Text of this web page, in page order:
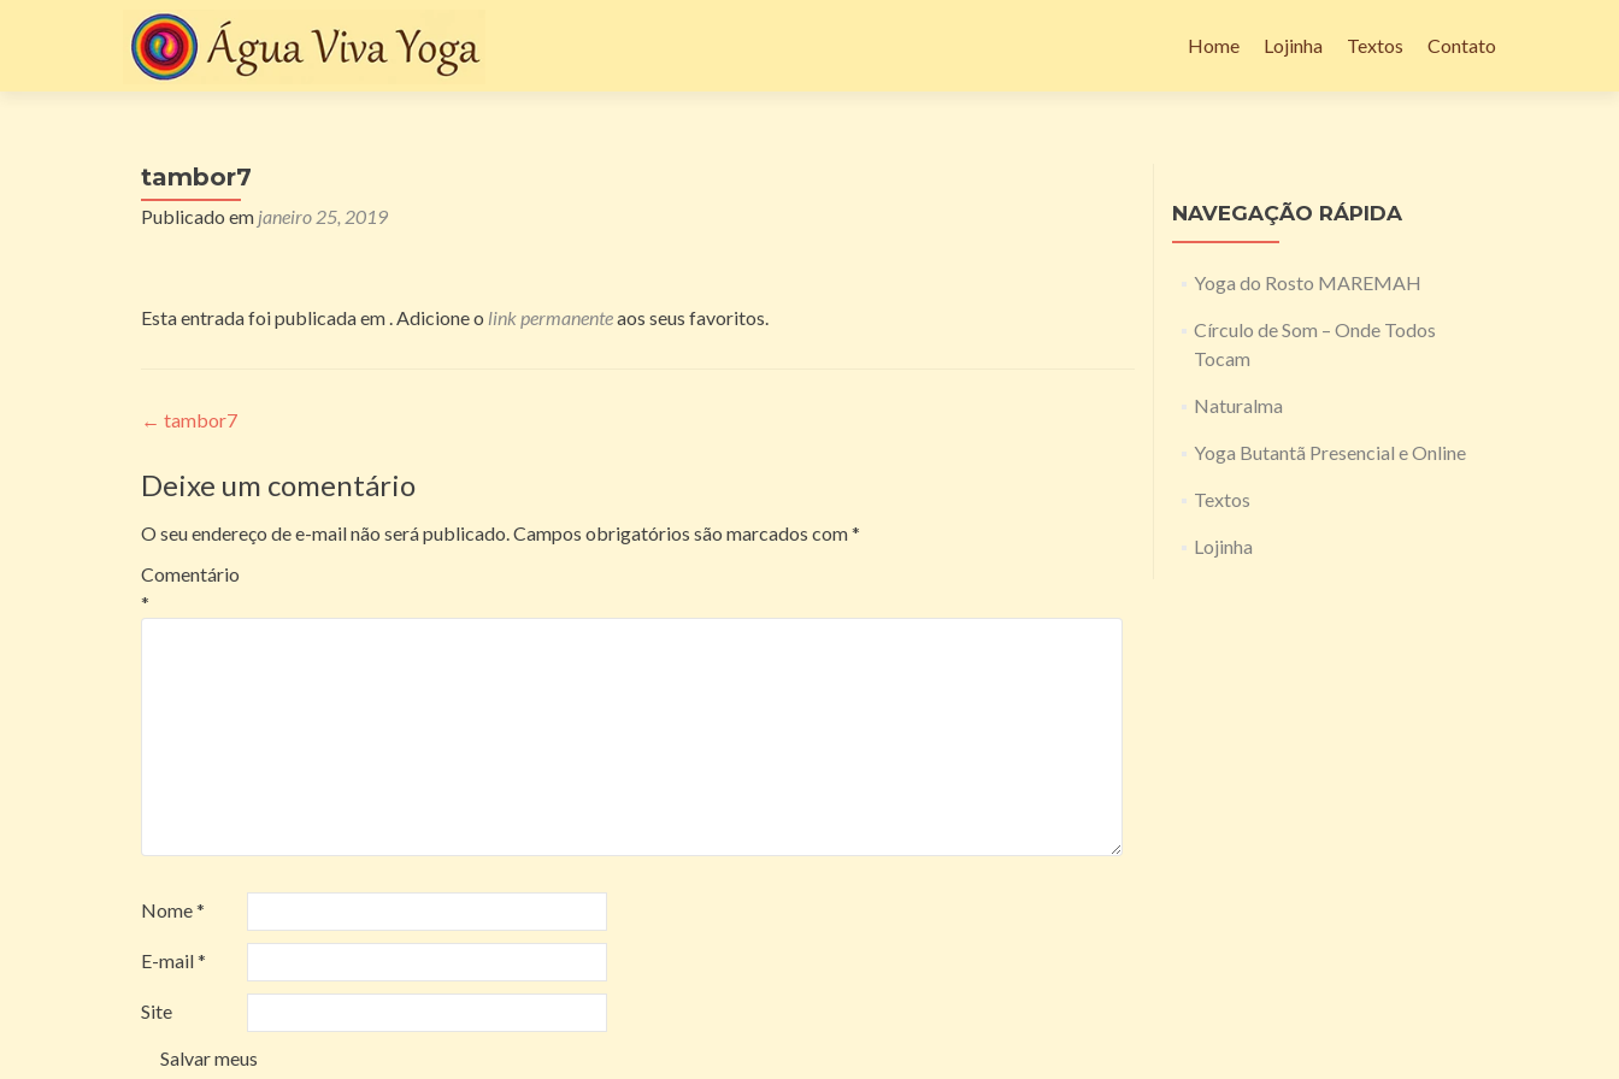
para
conteúdo
Home Lojinha Textos Contato
tambor7
Publicado em janeiro 25, 2019
Esta entrada foi publicada em . Adicione o link permanenteaos seus favoritos.
Navegação
de
posts
← tambor7
Deixe um comentário
O seu endereço de e-mail não será publicado.Campos obrigatórios são marcados com*
Comentário
*
Nome*
E-mail*
Site
Salvar meus
NAVEGAÇÃO RÁPIDA
Yoga do Rosto MAREMAH
Círculo de Som – Onde Todos
Tocam
Naturalma
Yoga Butantã Presencial e Online
Textos
Lojinha